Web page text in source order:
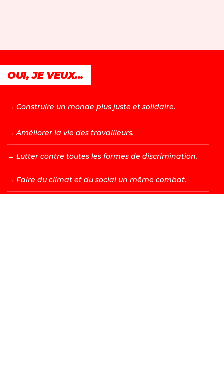
OUI, JE VEUX...
→ Construire un monde plus juste et solidaire.
→ Améliorer la vie des travailleurs.
→ Lutter contre toutes les formes de discrimination.
→ Faire du climat et du social un même combat.